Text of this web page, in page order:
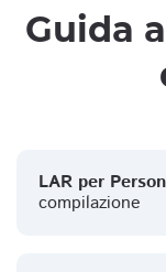
Guida
LAR per
compilazione